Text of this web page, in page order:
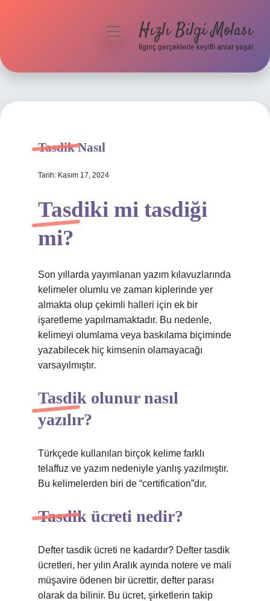
Hakkımızda
menüyüHızlı Bilgi Molası
İlginç gerçeklerle keyifli anlar yaşa!
Tasdik Nasıl
Tarih: Kasım 17, 2024
Tasdiki mi tasdiği
mi?
Son yıllarda yayımlanan yazım kılavuzlarında
kelimeler olumlu ve zaman kiplerinde yer
almakta olup çekimli halleri için ek bir
işaretleme yapılmamaktadır. Bu nedenle,
kelimeyi olumlama veya baskılama biçiminde
yazabilecek hiç kimsenin olamayacağı
varsayılmıştır.
Tasdik olunur nasıl
yazılır?
Türkçede kullanılan birçok kelime farklı
telaffuz ve yazım nedeniyle yanlış yazılmıştır.
Bu kelimelerden biri de “certification”dır.
Tasdik ücreti nedir?
Defter tasdik ücreti ne kadardır? Defter tasdik
ücretleri, her yılın Aralık ayında notere ve mali
müşavire ödenen bir ücrettir, defter parası
olarak da bilinir. Bu ücret, şirketlerin takip